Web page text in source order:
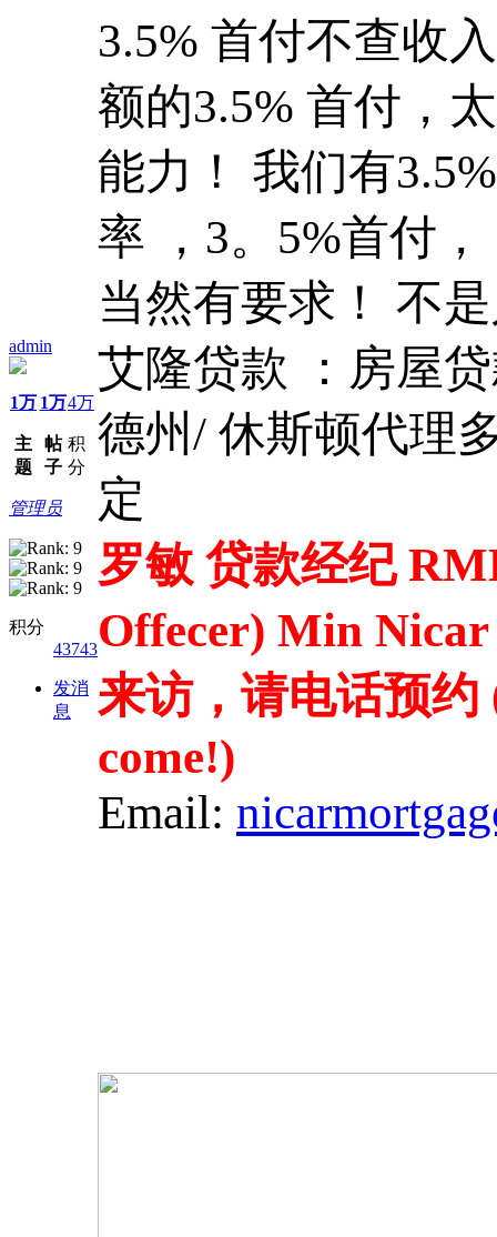
admin
1万
主
题
1万
帖
子
4万
积
分
管理员
积分
43743
发消
息
3.5% 首付不查收
额的3.5% 首付，
能力！ 我们有
率 ，3。5%首付
当然有要求！ 不
艾隆贷款 ：房屋
德州/ 休斯顿代理
定
罗敏 贷款经纪
Offecer) Min
来访，请电话预约
come!)
Email: